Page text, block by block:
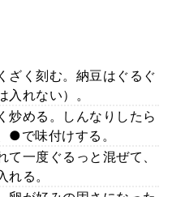
ざく刻む。納豆はぐるぐ
れない）。
炒める。しんなりしたら
●で味付けする。
一度ぐるっと混ぜて、
る。